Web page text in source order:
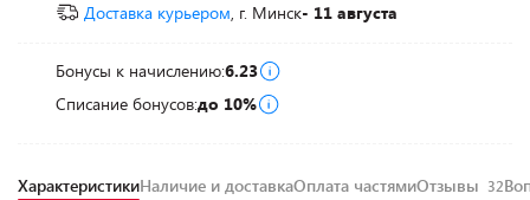
Доставка курьером, г. Минск- 11 августа
Бонусы к начислению:6.23
Списание бонусов:до 10%
ХарактеристикиНаличие и доставкаОплата частямиОтзывы 32